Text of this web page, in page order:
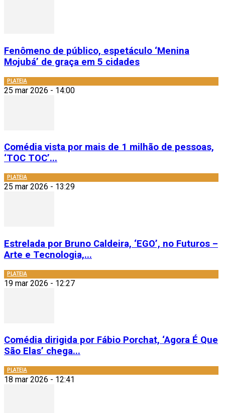
Fenômeno de público, espetáculo ‘Menina
Mojubá’ de graça em 5 cidades
PLATEIA
25 mar 2026 - 14:00
Comédia vista por mais de 1 milhão de pessoas,
‘TOC TOC’...
PLATEIA
25 mar 2026 - 13:29
Estrelada por Bruno Caldeira, ‘EGO’, no Futuros –
Arte e Tecnologia,...
PLATEIA
19 mar 2026 - 12:27
Comédia dirigida por Fábio Porchat, ‘Agora É Que
São Elas’ chega...
PLATEIA
18 mar 2026 - 12:41